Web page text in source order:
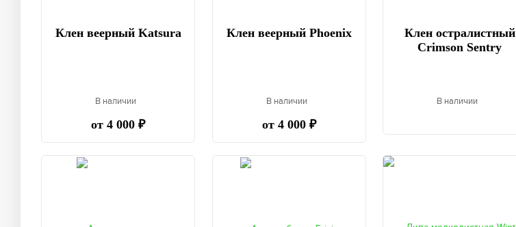
Клен веерный Katsura
В наличии
от 4 000 ₽
Клен веерный Phoenix
В наличии
от 4 000 ₽
Клен остралистный
Crimson Sentry
В наличии